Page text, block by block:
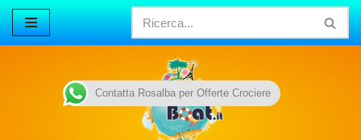
Vai
Contatta Rosalba per Offerte Crociere